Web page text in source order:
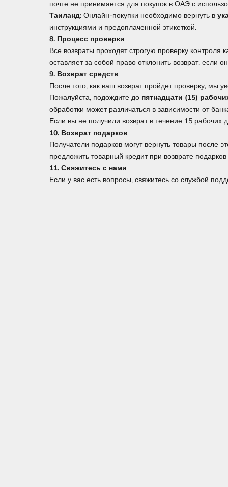
почте не принимается для покупок в ОАЭ с
Таиланд: Онлайн-покупки необходимо вернуть в
инструкциями и предоплаченной этикеткой.
8. Процесс проверки
Все возвраты проходят строгую проверку
оставляет за собой право отклонить возврат, если
9. Возврат средств
После того, как ваш возврат пройдет проверку,
Пожалуйста, подождите до пятнадцати (15)
обработки может различаться в зависимости от
Если вы не получили возврат в течение 15
10. Возврат подарков
Получатели подарков могут вернуть товары после
предложить товарный кредит при возврате
11. Свяжитесь с нами
Если у вас есть вопросы, свяжитесь со службой